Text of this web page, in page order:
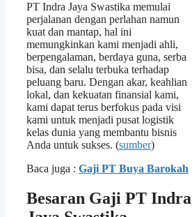
PT Indra Jaya Swastika memulai
perjalanan dengan perlahan namun
kuat dan mantap, hal ini
memungkinkan kami menjadi ahli,
berpengalaman, berdaya guna, serba
bisa, dan selalu terbuka terhadap
peluang baru. Dengan akar, keahlian
lokal, dan kekuatan finansial kami,
kami dapat terus berfokus pada visi
kami untuk menjadi pusat logistik
kelas dunia yang membantu bisnis
Anda untuk sukses. (sumber)
Baca juga : Gaji PT Buya Barokah
Besaran Gaji PT Indra